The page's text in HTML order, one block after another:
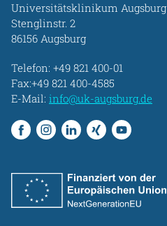
Universitätsklinikum Augsburg
Stenglinstr. 2
86156 Augsburg
Telefon: +49 821 400-01
Fax:+49 821 400-4585
E-Mail: info@uk-augsburg.de